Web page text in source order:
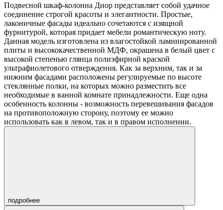
Подвесной шкаф-колонна Диор представляет собой удачное
соединение строгой красоты и элегантности. Простые,
лаконичные фасады идеально сочетаются с изящной
фурнитурой, которая придает мебели романтическую ноту.
Данная модель изготовлена из влагостойкой ламинированной
плиты и высококачественной МДФ, окрашена в белый цвет с
высокой степенью глянца полиэфирной краской
ультрафиолетового отверждения. Как за верхним, так и за
нижним фасадами расположены регулируемые по высоте
стеклянные полки, на которых можно разместить все
необходимые в ванной комнате принадлежности. Еще одна
особенность колонны - возможность перевешивания фасадов
на противоположную сторону, поэтому ее можно
использовать как в левом, так и в правом исполнении.
подробнее